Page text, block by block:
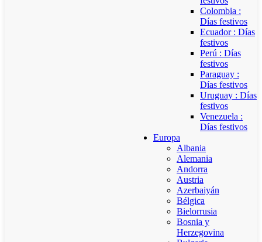
Colombia :
Días festivos
Ecuador : Días
festivos
Perú : Días
festivos
Paraguay :
Días festivos
Uruguay : Días
festivos
Venezuela :
Días festivos
Europa
Albania
Alemania
Andorra
Austria
Azerbaiyán
Bélgica
Bielorrusia
Bosnia y
Herzegovina